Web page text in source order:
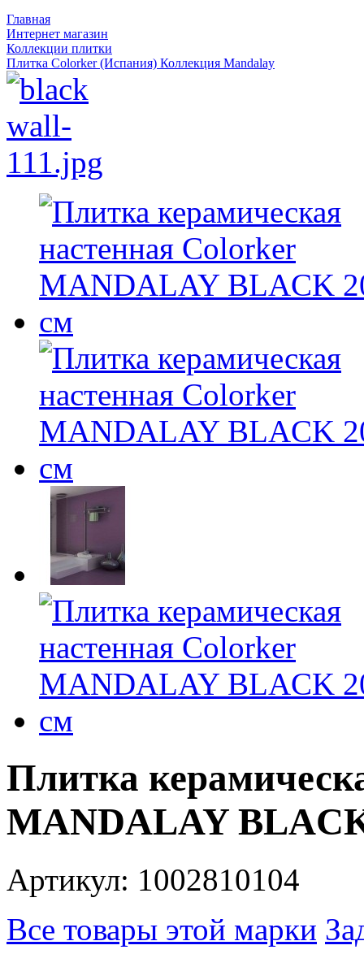
Главная
Интернет магазин
Коллекции плитки
Плитка Colorker (Испания) Коллекция Mandalay
Плитка
MANDALAY
Артикул: 1002810104
Все товары этой марки